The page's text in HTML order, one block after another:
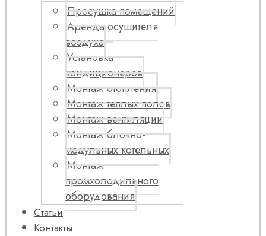
Просушка помещений
Аренда осушителя
воздуха
Установка
кондиционеров
Монтаж отопления
Монтаж теплых полов
Монтаж вентиляции
Монтаж блочно-
модульных котельных
Монтаж
промхолодильного
оборудования
Статьи
Контакты